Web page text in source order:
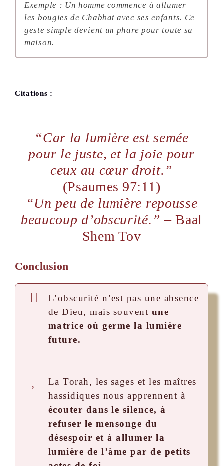
Exemple : Un homme commence à allumer
les bougies de Chabbat avec ses enfants. Ce
geste simple devient un phare pour toute sa
maison.
Citations :
“Car la lumière est semée
pour le juste, et la joie pour
ceux au cœur droit.”
(Psaumes 97:11)
“Un peu de lumière repousse
beaucoup d’obscurité.” – Baal
Shem Tov
Conclusion
L’obscurité n’est pas une absence
de Dieu, mais souvent une
matrice où germe la lumière
future.
La Torah, les sages et les maîtres
hassidiques nous apprennent à
écouter dans le silence, à
refuser le mensonge du
désespoir et à allumer la
lumière de l’âme par de petits